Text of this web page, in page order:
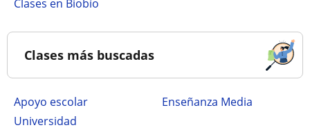
Clases en Biobío
Clases más buscadas
Apoyo escolar
Enseñanza Media
Universidad